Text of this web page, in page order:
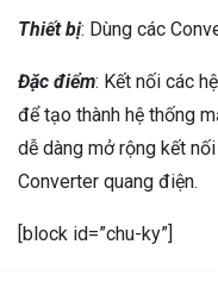
Thiết bị: Dùng các
Đặc điểm: Kết nối các
để tạo thành hệ thống
dễ dàng mở rộng kết
Converter quang điện.
[block id=”chu-ky”]